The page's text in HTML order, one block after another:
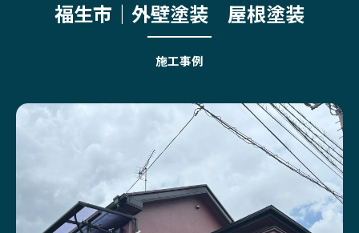
施工事例
福生市｜外壁塗装 屋根塗装